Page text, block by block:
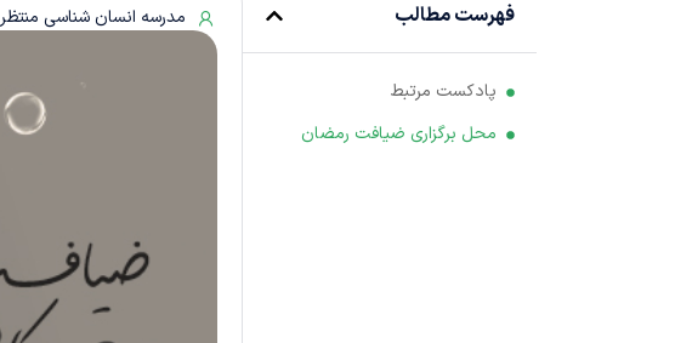
فهرست مطالب
پادکست مرتبط
محل برگزاری ضیافت رمضان
مدرسه انسان شناسی منتظر